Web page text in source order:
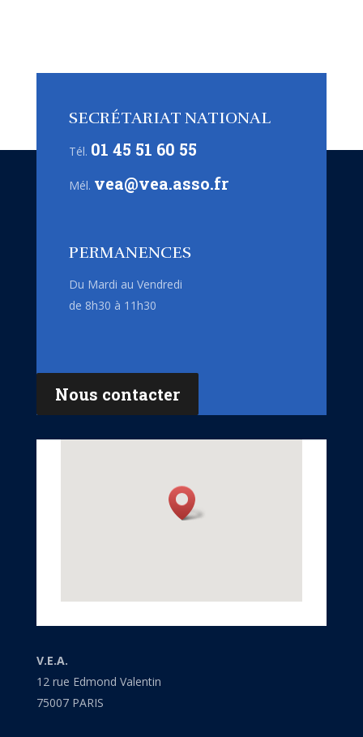
SECRÉTARIAT NATIONAL
Tél. 01 45 51 60 55
Mél. vea@vea.asso.fr
PERMANENCES
Du Mardi au Vendredi
de 8h30 à 11h30
Nous contacter
V.E.A.
12 rue Edmond Valentin
75007 PARIS